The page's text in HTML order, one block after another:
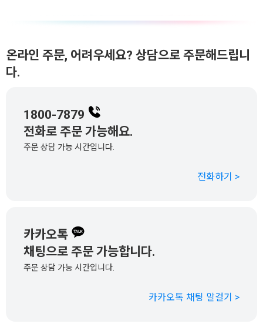
온라인 주문, 어려우세요? 상담으로 주문해드립니
다.
1800-7879
전화로 주문 가능해요.
주문 상담 가능 시간입니다.
전화하기 >
카카오톡
채팅으로 주문 가능합니다.
주문 상담 가능 시간입니다.
카카오톡 채팅 말걸기 >